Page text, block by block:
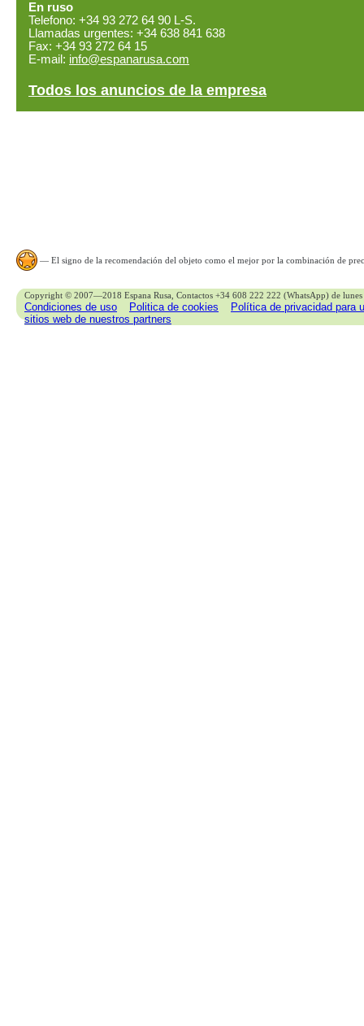
En ruso
Telefono: +34 93 272 64 90 L-S.
Llamadas urgentes: +34 638 841 638
Fax: +34 93 272 64 15
E-mail: info@espanarusa.com
Todos los anuncios de la empresa
— El signo de la recomendación del objeto como el mejor por la combinación de
Copyright © 2007—2018 Espana Rusa, Contactos +34 608 222 222 (WhatsApp) de
Condiciones de uso Politica de cookies
Política de privacidad para
sitios web de nuestros partners